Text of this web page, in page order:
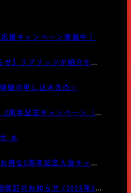
援キャンペーン実施中！
】リブリッジが紹介され
験の申し込み方📩✨
周年記念キャンペーン〈第
🎍
得な2周年記念入会キャン
改訂のお知らせ (2025年2月